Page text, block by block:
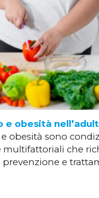
e obesità
obesità sono
multifattoriali che
e